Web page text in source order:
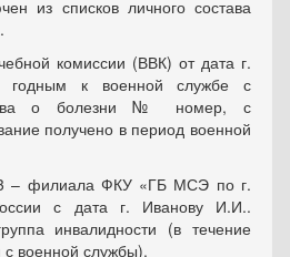
из списков личного состава
комиссии (ВВК) от дата г.
годным к военной службе с
о болезни № номер, с
получено в период военной
филиала ФКУ «ГБ МСЭ по г.
с дата г. Иванову И.И..
инвалидности (в течение
с военной службы).